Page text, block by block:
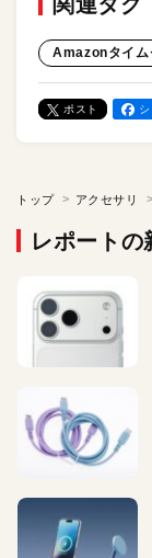
Amazonタイム
ポスト
トップ アクセサリ
レポートの